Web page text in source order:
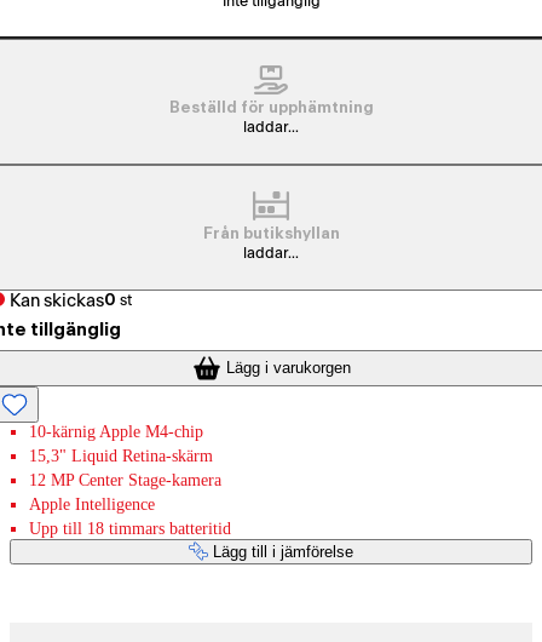
Beställd för upphämtning
laddar...
Från butikshyllan
laddar...
Kan skickas0 st
tillgänglig
Lägg i varukorgen
10-kärnig Apple M4-chip
15,3" Liquid Retina-skärm
12 MP Center Stage-kamera
Apple Intelligence
Upp till 18 timmars batteritid
Lägg till i jämförelse